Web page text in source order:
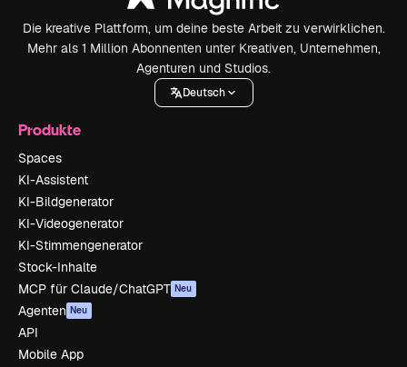
Die kreative Plattform, um deine beste Arbeit zu verwirklichen.
Mehr als 1 Million Abonnenten unter Kreativen, Unternehmen,
Agenturen und Studios.
Deutsch
Produkte
Spaces
KI-Assistent
KI-Bildgenerator
KI-Videogenerator
KI-Stimmengenerator
Stock-Inhalte
MCP für Claude/ChatGPT Neu
Agenten Neu
API
Mobile App